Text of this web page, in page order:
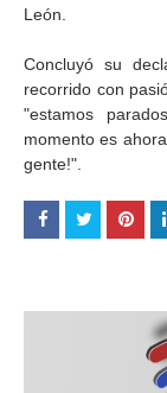
León.
Concluyó su
recorrido con
"estamos
momento es
gente!".